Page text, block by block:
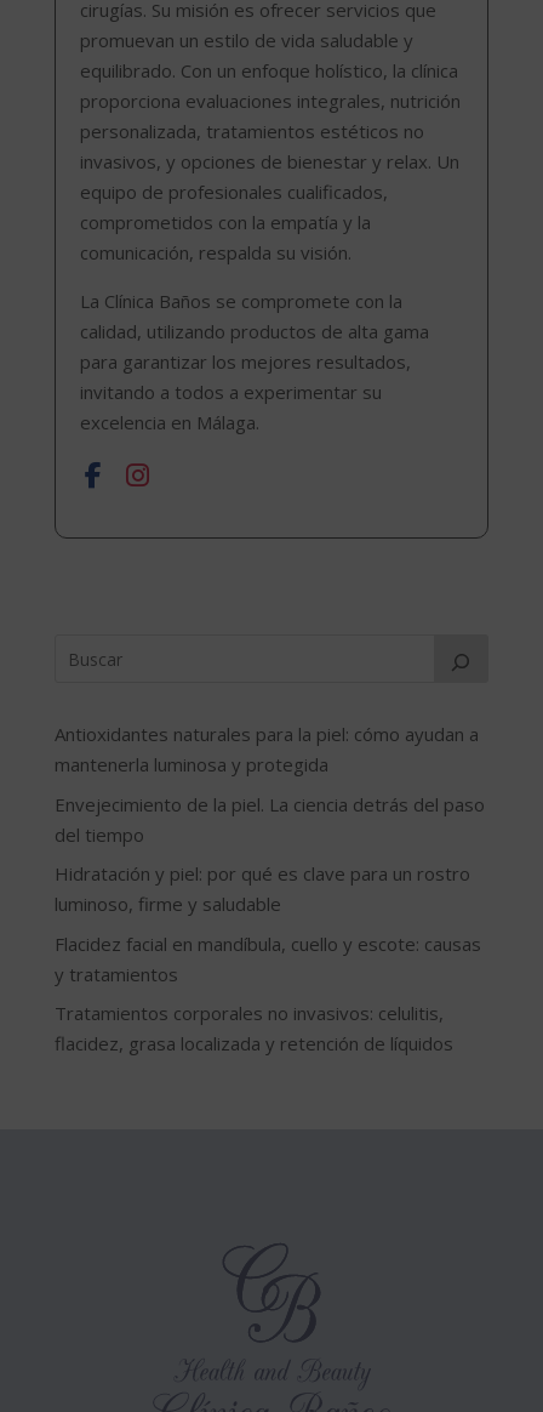
cirugías. Su misión es ofrecer servicios que
promuevan un estilo de vida saludable y
equilibrado. Con un enfoque holístico, la clínica
proporciona evaluaciones integrales, nutrición
personalizada, tratamientos estéticos no
invasivos, y opciones de bienestar y relax. Un
equipo de profesionales cualificados,
comprometidos con la empatía y la
comunicación, respalda su visión.
La Clínica Baños se compromete con la
calidad, utilizando productos de alta gama
para garantizar los mejores resultados,
invitando a todos a experimentar su
excelencia en Málaga.
Antioxidantes naturales para la piel: cómo ayudan a
mantenerla luminosa y protegida
Envejecimiento de la piel. La ciencia detrás del paso
del tiempo
Hidratación y piel: por qué es clave para un rostro
luminoso, firme y saludable
Flacidez facial en mandíbula, cuello y escote: causas
y tratamientos
Tratamientos corporales no invasivos: celulitis,
flacidez, grasa localizada y retención de líquidos